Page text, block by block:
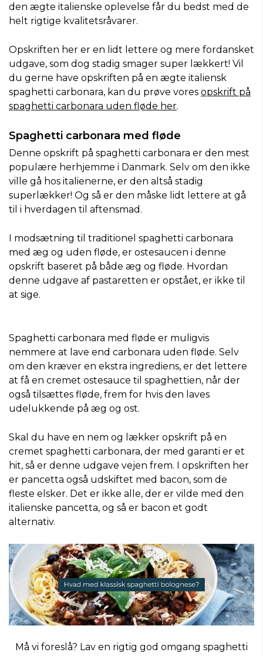
den ægte italienske oplevelse får du bedst med de
helt rigtige kvalitetsråvarer.
Opskriften her er en lidt lettere og mere fordansket
udgave, som dog stadig smager super lækkert! Vil
du gerne have opskriften på en ægte italiensk
spaghetti carbonara, kan du prøve vores opskrift på
spaghetti carbonara uden fløde her.
Spaghetti carbonara med fløde
Denne opskrift på spaghetti carbonara er den mest
populære herhjemme i Danmark. Selv om den ikke
ville gå hos italienerne, er den altså stadig
superlækker! Og så er den måske lidt lettere at gå
til i hverdagen til aftensmad.
I modsætning til traditionel spaghetti carbonara
med æg og uden fløde, er ostesaucen i denne
opskrift baseret på både æg og fløde. Hvordan
denne udgave af pastaretten er opstået, er ikke til
at sige.
Spaghetti carbonara med fløde er muligvis
nemmere at lave end carbonara uden fløde. Selv
om den kræver en ekstra ingrediens, er det lettere
at få en cremet ostesauce til spaghettien, når der
også tilsættes fløde, frem for hvis den laves
udelukkende på æg og ost.
Skal du have en nem og lækker opskrift på en
cremet spaghetti carbonara, der med garanti er et
hit, så er denne udgave vejen frem. I opskriften her
er pancetta også udskiftet med bacon, som de
fleste elsker. Det er ikke alle, der er vilde med den
italienske pancetta, og så er bacon et godt
alternativ.
Må vi foreslå? Lav en rigtig god omgang spaghetti